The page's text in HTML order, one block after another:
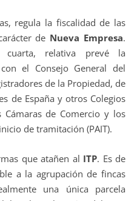
la fiscalidad de las
de Nueva Empresa.
cuarta, relativa prevé la
el Consejo General del
de la Propiedad, de
de España y otros Colegios
Cámaras de Comercio y los
de tramitación (PAIT).
que atañen al ITP. Es de
a la agrupación de fincas
una única parcela